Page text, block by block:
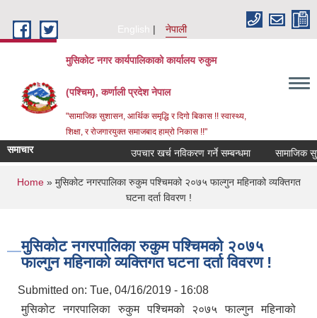
English
नेपाली
मुसिकोट नगर कार्यपालिकाको कार्यालय रुकुम
(पश्चिम), कर्णाली प्रदेश नेपाल
"सामाजिक सुशासन, आर्थिक समृद्धि र दिगो बिकास !! स्वास्थ्य,
शिक्षा, र रोजगारयुक्त समाजबाद हाम्रो निकास !!"
समाचार उपचार खर्च नविकरण गर्ने सम्बन्धमा
You are here
Home» मुसिकोट नगरपालिका रुकुम पश्चिमको २०७५ फाल्गुन महिनाको व्यक्तिगत
घटना दर्ता विवरण !
मुसिकोट नगरपालिका रुकुम पश्चिमको २०७५
फाल्गुन महिनाको व्यक्तिगत घटना दर्ता विवरण !
Submitted on: Tue, 04/16/2019 - 16:08
मुसिकोट नगरपालिका रुकुम पश्चिमको २०७५ फाल्गुन महिनाको